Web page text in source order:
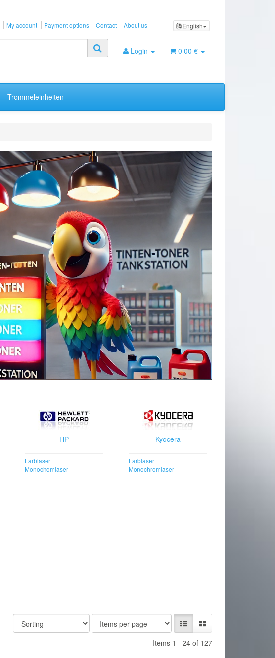
English
My account Payment options Contact About us
Login 0,00 €
Trommeleinheiten
HP
Farblaser
Monochomlaser
Kyocera
Farblaser
Monochromlaser
Items 1 - 24 of 127